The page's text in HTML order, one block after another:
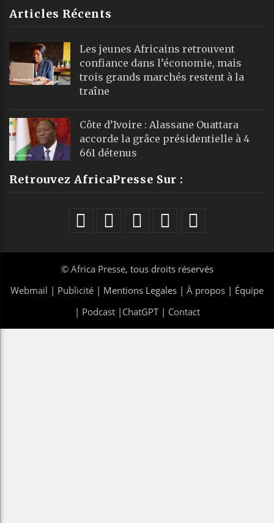
Articles Récents
Les jeunes Africains retrouvent
confiance dans l’économie, mais
trois grands marchés restent à la
traîne
Côte d’Ivoire : Alassane Ouattara
accorde la grâce présidentielle à 4
661 détenus
Retrouvez AfricaPresse Sur :
© Africa Presse, tous droits réservés
Webmail | Publicité | Mentions Legales | À propos | Équipe
| Podcast| ChatGPT| Contact